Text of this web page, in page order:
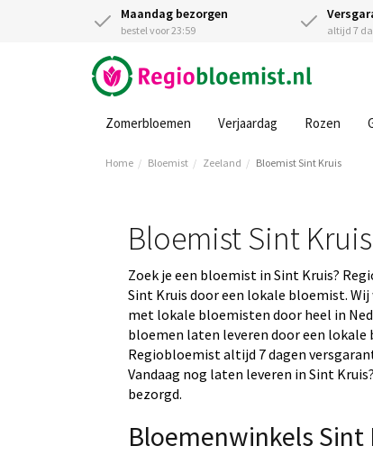
Maandag bezorgen
bestel voor 23:59 altijd 7
Zomerbloemen Verjaardag Rozen
Home Bloemist Zeeland Bloemist Sint Kruis
Bloemist Sint Kruis
Zoek je een bloemist in Sint Kruis?
Sint Kruis door een lokale bloemist. Wij
met lokale bloemisten door heel in
bloemen laten leveren door een lokale
Regiobloemist altijd 7 dagen
Vandaag nog laten leveren in Sint
bezorgd.
Bloemenwinkels Sint